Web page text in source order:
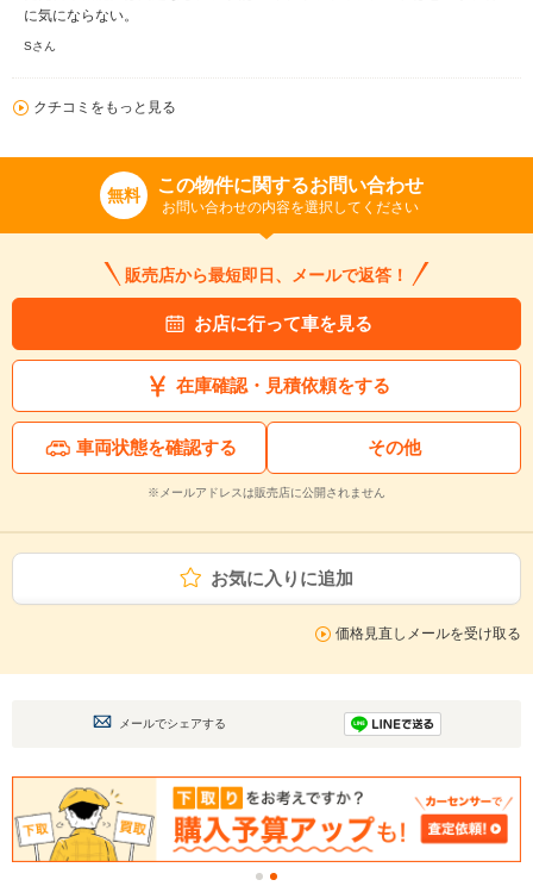
に気にならない。
Sさん
クチコミをもっと見る
無料 この物件に関するお問い合わせ
お問い合わせの内容を選択してください
販売店から最短即日、メールで返答！
お店に行って車を見る
在庫確認・見積依頼をする
車両状態を確認する その他
※メールアドレスは販売店に公開されません
お気に入りに追加
価格見直しメールを受け取る
メールでシェアする